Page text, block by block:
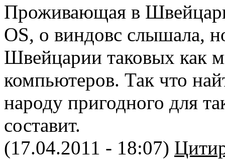
Проживающая в
OS, о виндовс слышала,
Швейцарии таковых как
компьютеров. Так что
народу пригодного для
составит.
(17.04.2011 - 18:07)